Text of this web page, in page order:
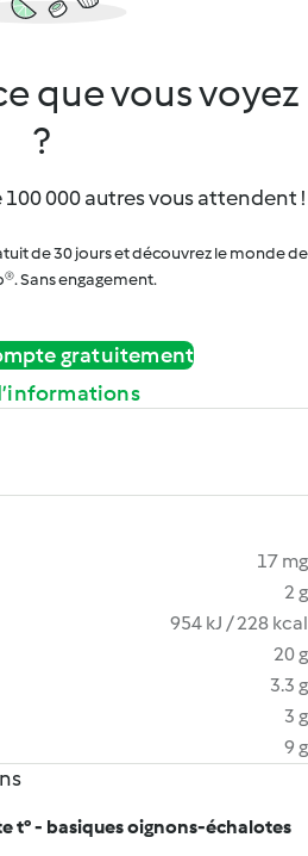
que vous voyez
?
000 autres vous attendent !
de 30 jours et découvrez le monde de
Sans engagement.
gratuitement
17 mg
2 g
954 kJ / 228 kcal
20 g
3.3 g
3 g
9 g
t° - basiques oignons-échalotes